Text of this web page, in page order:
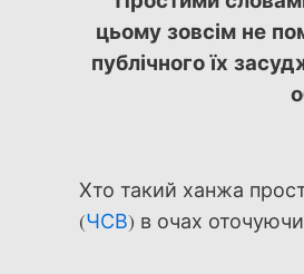
цьому зовсім не
публічного їх
Хто такий ханжа
(ЧСВ) в очах